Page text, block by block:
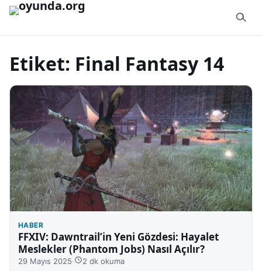
İçeriğe geç
Etiket: Final Fantasy 14
HABER
FFXIV: Dawntrail’in Yeni Gözdesi: Hayalet
Meslekler (Phantom Jobs) Nasıl Açılır?
29 Mayıs 2025· 2 dk okuma